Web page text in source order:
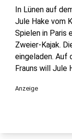
In Lünen auf
Jule Hake vom
Spielen in Paris
Zweier-Kajak.
eingeladen. Auf
Frauns will Jule
Anzeige